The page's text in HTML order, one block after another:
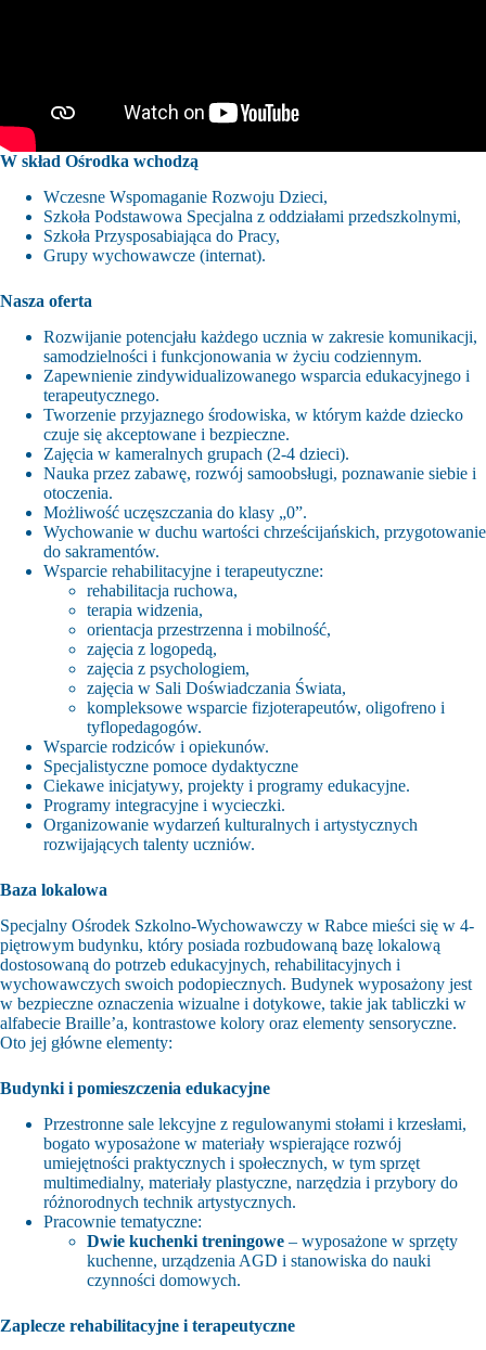
W skład Ośrodka wchodzą
Wczesne Wspomaganie Rozwoju Dzieci,
Szkoła Podstawowa Specjalna z oddziałami przedszkolnymi,
Szkoła Przysposabiająca do Pracy,
Grupy wychowawcze (internat).
Nasza oferta
Rozwijanie potencjału każdego ucznia w zakresie komunikacji,
samodzielności i funkcjonowania w życiu codziennym.
Zapewnienie zindywidualizowanego wsparcia edukacyjnego i
terapeutycznego.
Tworzenie przyjaznego środowiska, w którym każde dziecko
czuje się akceptowane i bezpieczne.
Zajęcia w kameralnych grupach (2-4 dzieci).
Nauka przez zabawę, rozwój samoobsługi, poznawanie siebie i
otoczenia.
Możliwość uczęszczania do klasy „0”.
Wychowanie w duchu wartości chrześcijańskich, przygotowanie
do sakramentów.
Wsparcie rehabilitacyjne i terapeutyczne:
rehabilitacja ruchowa,
terapia widzenia,
orientacja przestrzenna i mobilność,
zajęcia z logopedą,
zajęcia z psychologiem,
zajęcia w Sali Doświadczania Świata,
kompleksowe wsparcie fizjoterapeutów, oligofreno i
tyflopedagogów.
Wsparcie rodziców i opiekunów.
Specjalistyczne pomoce dydaktyczne
Ciekawe inicjatywy, projekty i programy edukacyjne.
Programy integracyjne i wycieczki.
Organizowanie wydarzeń kulturalnych i artystycznych
rozwijających talenty uczniów.
Baza lokalowa
Specjalny Ośrodek Szkolno-Wychowawczy w Rabce mieści się w 4-
piętrowym budynku, który posiada rozbudowaną bazę lokalową
dostosowaną do potrzeb edukacyjnych, rehabilitacyjnych i
wychowawczych swoich podopiecznych. Budynek wyposażony jest
w bezpieczne oznaczenia wizualne i dotykowe, takie jak tabliczki w
alfabecie Braille’a, kontrastowe kolory oraz elementy sensoryczne.
Oto jej główne elementy:
Budynki i pomieszczenia edukacyjne
Przestronne sale lekcyjne z regulowanymi stołami i krzesłami,
bogato wyposażone w materiały wspierające rozwój
umiejętności praktycznych i społecznych, w tym sprzęt
multimedialny, materiały plastyczne, narzędzia i przybory do
różnorodnych technik artystycznych.
Pracownie tematyczne:
Dwie kuchenki treningowe – wyposażone w sprzęty
kuchenne, urządzenia AGD i stanowiska do nauki
czynności domowych.
Zaplecze rehabilitacyjne i terapeutyczne